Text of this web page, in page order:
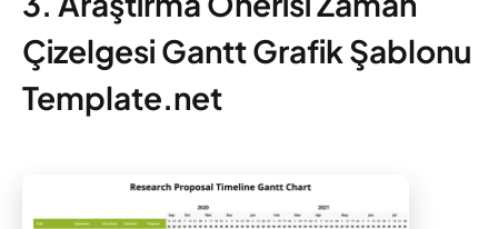
Çizelgesi Gantt Grafik Şablonu
Template.net